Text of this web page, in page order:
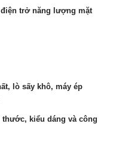
trở năng lượng mặt
lò sấy khô, máy ép
thước, kiểu dáng và công